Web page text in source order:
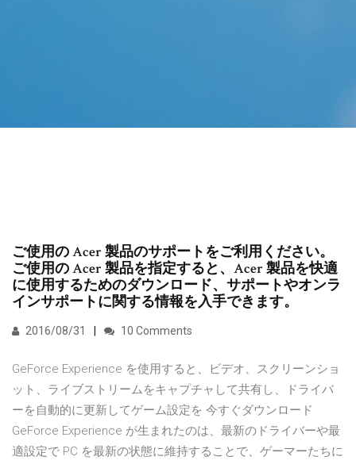
ご使用の Acer 製品のサポートをご利用ください。
ご使用の Acer 製品を指定すると、Acer 製品を快適
に使用するためのダウンロード、サポートやオンラ
インサポートに関する情報を入手できます。
2016/08/31 10 Comments
GeForce Experience を使用すると、ビデオ、スクリーンショ
ット、ライブストリームをキャプチャして共有し、ドライバ
ーを自動的に更新してゲーム設定を 今すぐダウンロード
GeForce Experience が生まれたのは、最新のドライバーや最
適設定で PC を最新の状態に維持することで、ゲーマーたちに